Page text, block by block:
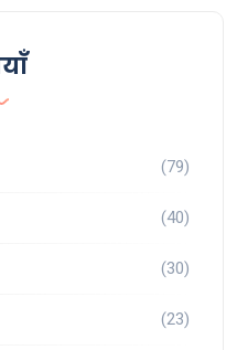
(79)
(40)
(30)
(23)